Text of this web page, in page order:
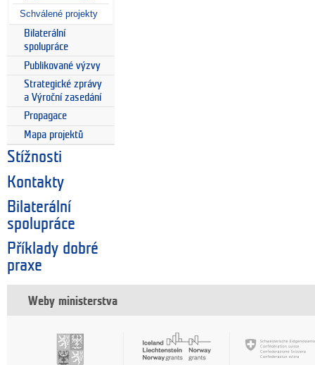
Schválené projekty
Bilaterální
spolupráce
Publikované výzvy
Strategické zprávy
a Výroční zasedání
Propagace
Mapa projektů
Stížnosti
Kontakty
Bilaterální
spolupráce
Příklady dobré
praxe
Weby ministerstva